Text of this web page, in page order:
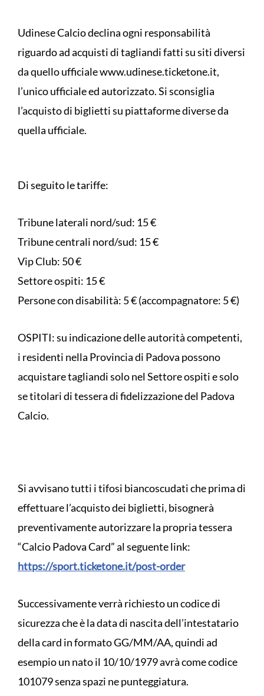
Udinese Calcio declina ogni responsabilità
riguardo ad acquisti di tagliandi fatti su siti diversi
da quello ufficiale www.udinese.ticketone.it,
l’unico ufficiale ed autorizzato. Si sconsiglia
l’acquisto di biglietti su piattaforme diverse da
quella ufficiale.
Di seguito le tariffe:
Tribune laterali nord/sud: 15 €
Tribune centrali nord/sud: 15 €
Vip Club: 50 €
Settore ospiti: 15 €
Persone con disabilità: 5 € (accompagnatore: 5 €)
OSPITI: su indicazione delle autorità competenti,
i residenti nella Provincia di Padova possono
acquistare tagliandi solo nel Settore ospiti e solo
se titolari di tessera di fidelizzazione del Padova
Calcio.
Si avvisano tutti i tifosi biancoscudati che prima di
effettuare l’acquisto dei biglietti, bisognerà
preventivamente autorizzare la propria tessera
“Calcio Padova Card” al seguente link:
https://sport.ticketone.it/post-order
Successivamente verrà richiesto un codice di
sicurezza che è la data di nascita dell’intestatario
della card in formato GG/MM/AA, quindi ad
esempio un nato il 10/10/1979 avrà come codice
101079 senza spazi ne punteggiatura.